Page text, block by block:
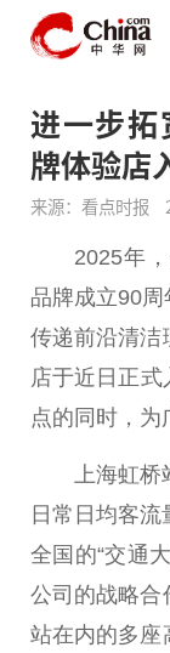
进一步
牌体验店
来源：看点时报
2025年
品牌成立90
传递前沿清洁
店于近 日正
点的同时，为
上海虹桥
日常日均客
全国的“交通
公司的战略合
站在内的多座